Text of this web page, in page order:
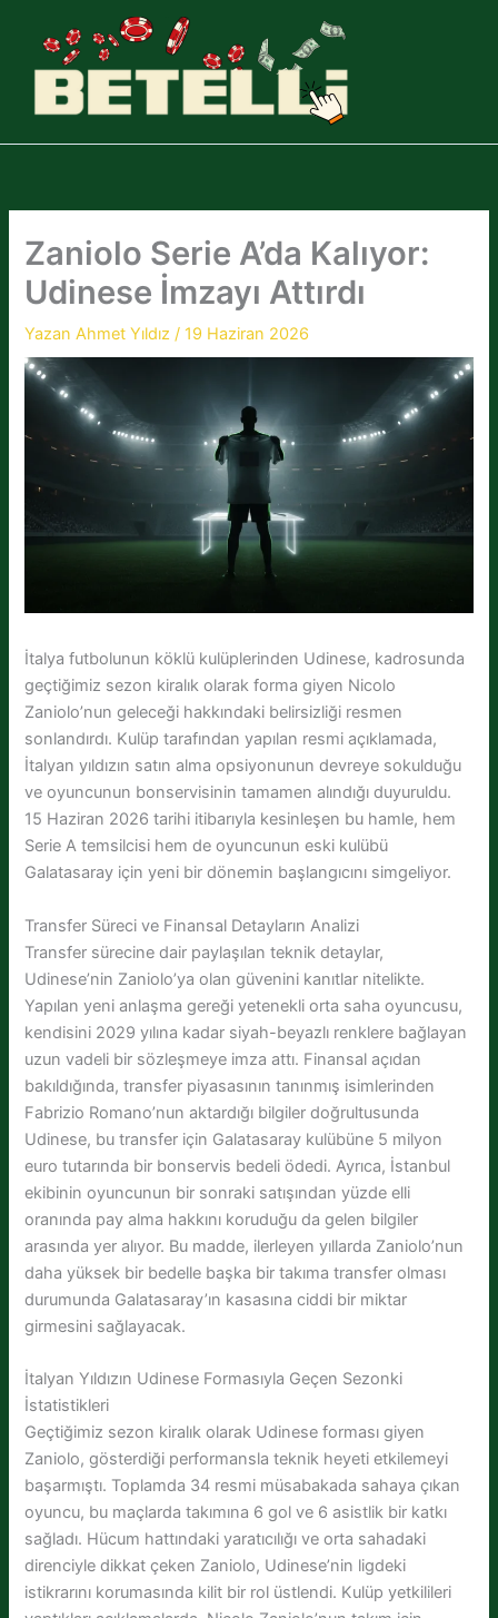
Zaniolo Serie A’da Kalıyor:
Udinese İmzayı Attırdı
Yazan Ahmet Yıldız/ 19 Haziran 2026
İtalya futbolunun köklü kulüplerinden Udinese, kadrosunda
geçtiğimiz sezon kiralık olarak forma giyen Nicolo
Zaniolo’nun geleceği hakkındaki belirsizliği resmen
sonlandırdı. Kulüp tarafından yapılan resmi açıklamada,
İtalyan yıldızın satın alma opsiyonunun devreye sokulduğu
ve oyuncunun bonservisinin tamamen alındığı duyuruldu.
15 Haziran 2026 tarihi itibarıyla kesinleşen bu hamle, hem
Serie A temsilcisi hem de oyuncunun eski kulübü
Galatasaray için yeni bir dönemin başlangıcını simgeliyor.
Transfer Süreci ve Finansal Detayların Analizi
Transfer sürecine dair paylaşılan teknik detaylar,
Udinese’nin Zaniolo’ya olan güvenini kanıtlar nitelikte.
Yapılan yeni anlaşma gereği yetenekli orta saha oyuncusu,
kendisini 2029 yılına kadar siyah-beyazlı renklere bağlayan
uzun vadeli bir sözleşmeye imza attı. Finansal açıdan
bakıldığında, transfer piyasasının tanınmış isimlerinden
Fabrizio Romano’nun aktardığı bilgiler doğrultusunda
Udinese, bu transfer için Galatasaray kulübüne 5 milyon
euro tutarında bir bonservis bedeli ödedi. Ayrıca, İstanbul
ekibinin oyuncunun bir sonraki satışından yüzde elli
oranında pay alma hakkını koruduğu da gelen bilgiler
arasında yer alıyor. Bu madde, ilerleyen yıllarda Zaniolo’nun
daha yüksek bir bedelle başka bir takıma transfer olması
durumunda Galatasaray’ın kasasına ciddi bir miktar
girmesini sağlayacak.
İtalyan Yıldızın Udinese Formasıyla Geçen Sezonki
İstatistikleri
Geçtiğimiz sezon kiralık olarak Udinese forması giyen
Zaniolo, gösterdiği performansla teknik heyeti etkilemeyi
başarmıştı. Toplamda 34 resmi müsabakada sahaya çıkan
oyuncu, bu maçlarda takımına 6 gol ve 6 asistlik bir katkı
sağladı. Hücum hattındaki yaratıcılığı ve orta sahadaki
direnciyle dikkat çeken Zaniolo, Udinese’nin ligdeki
istikrarını korumasında kilit bir rol üstlendi. Kulüp yetkilileri